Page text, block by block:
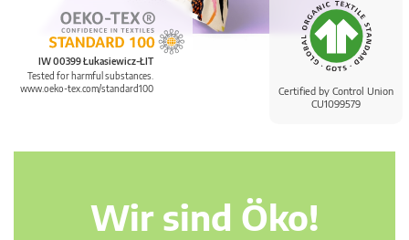
Certified by Control Union
CU1099579
IW 00399 Łukasiewicz-ŁIT
Tested for harmful substances.
www.oeko-tex.com/standard100
Wir sind Öko!